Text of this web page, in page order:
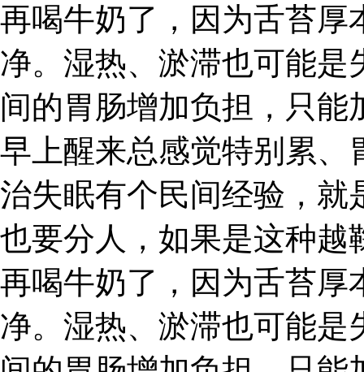
再喝牛奶了，因为舌苔厚
净。湿热、淤滞也可能是
间的胃肠增加负担，只
早上醒来总感觉特别累、
治失眠有个民间经验，就
也要分人，如果是这种越
再喝牛奶了，因为舌苔厚
净。湿热、淤滞也可能是